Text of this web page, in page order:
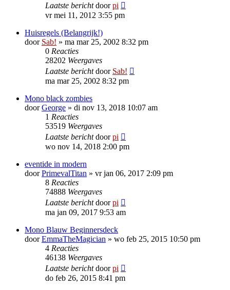
Laatste berichtdoorpi
vr mei 11, 2012 3:55 pm
Huisregels (Belangrijk!)
door Sab! » ma mar 25, 2002 8:32 pm
0 Reacties
28202 Weergaves
Laatste berichtdoor Sab!
ma mar 25, 2002 8:32 pm
Mono black zombies
doorGeorge » di nov 13, 2018 10:07 am
1 Reacties
53519 Weergaves
Laatste berichtdoorpi
wo nov 14, 2018 2:00 pm
eventide in modern
doorPrimevalTitan » vr jan 06, 2017 2:09 pm
8 Reacties
74888 Weergaves
Laatste berichtdoorpi
ma jan 09, 2017 9:53 am
Mono Blauw Beginnersdeck
doorEmmaTheMagician » wo feb 25, 2015 10:50 pm
4 Reacties
46138 Weergaves
Laatste berichtdoorpi
do feb 26, 2015 8:41 pm